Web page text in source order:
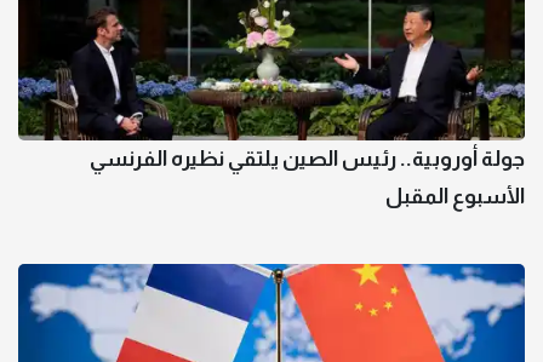
جولة أوروبية.. رئيس الصين يلتقي نظيره الفرنسي
الأسبوع المقبل